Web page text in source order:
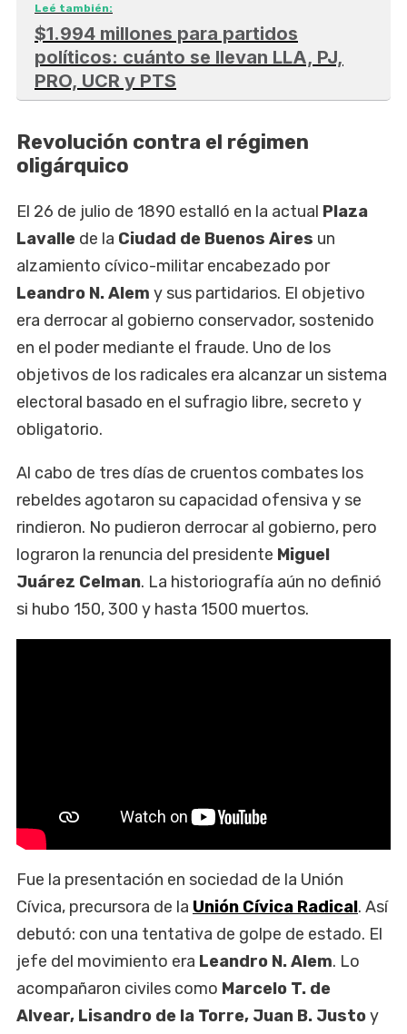
Leé también:
$1.994 millones para partidos
políticos: cuánto se llevan LLA, PJ,
PRO, UCR y PTS
Revolución contra el régimen
oligárquico
El 26 de julio de 1890 estalló en la actual Plaza
Lavalle de la Ciudad de Buenos Aires un
alzamiento cívico-militar encabezado por
Leandro N. Alem y sus partidarios. El objetivo
era derrocar al gobierno conservador, sostenido
en el poder mediante el fraude. Uno de los
objetivos de los radicales era alcanzar un sistema
electoral basado en el sufragio libre, secreto y
obligatorio.
Al cabo de tres días de cruentos combates los
rebeldes agotaron su capacidad ofensiva y se
rindieron. No pudieron derrocar al gobierno, pero
lograron la renuncia del presidente Miguel
Juárez Celman. La historiografía aún no definió
si hubo 150, 300 y hasta 1500 muertos.
Fue la presentación en sociedad de la Unión
Cívica, precursora de la Unión Cívica Radical. Así
debutó: con una tentativa de golpe de estado. El
jefe del movimiento era Leandro N. Alem. Lo
acompañaron civiles como Marcelo T. de
Alvear, Lisandro de la Torre, Juan B. Justoy